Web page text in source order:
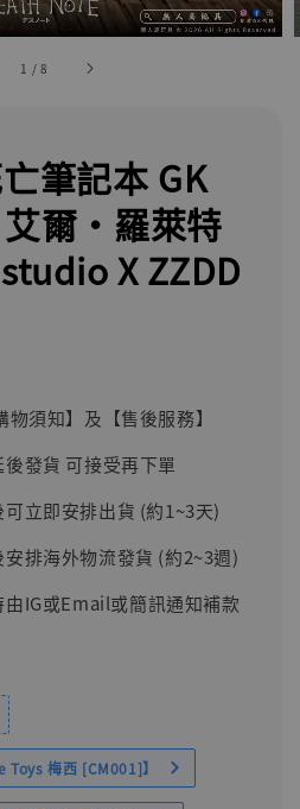
1 /8
亡筆記本 GK
艾爾·羅萊特
X ZZDD
須知】及【售後服務】
發貨 可接受再下單
立即安排出貨 (約1~3天)
排海外物流發貨 (約2~3週)
IG或Email或簡訊通知補款
梅西 [CM001]】